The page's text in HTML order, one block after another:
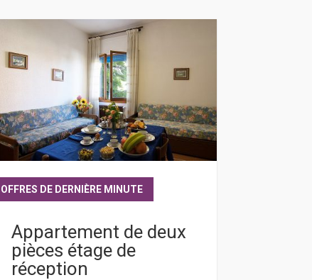
plus
Appartement de deux
pièces étage de
réception
OFFRES DE DERNIÈRE MINUTE